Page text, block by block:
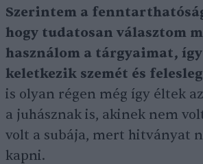
Szerintem a
hogy tudatosan választom
használom a tárgyaimat,
keletkezik szemét és
is olyan régen még így éltek
a juhásznak is, akinek nem
volt a subája, mert hitványat
kapni.